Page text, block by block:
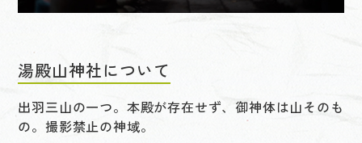
湯殿山神社について
出羽三山の一つ。本殿が存在せず、御神体は山そのも
の。撮影禁止の神域。